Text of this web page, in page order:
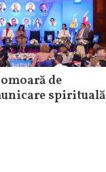
de
spirituală